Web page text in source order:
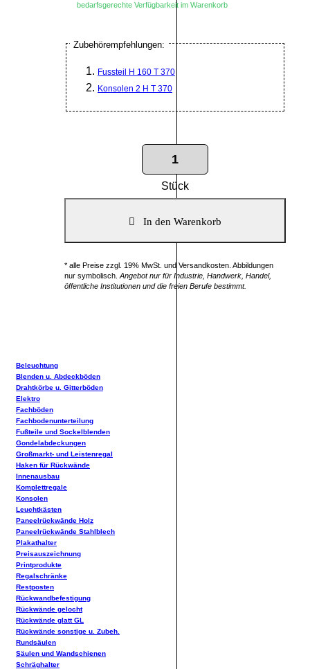
bedarfsgerechte Verfügbarkeit im Warenkorb
Zubehörempfehlungen:
Fussteil H 160 T 370
Konsolen 2 H T 370
Stück
* alle Preise zzgl. 19% MwSt. und Versandkosten. Abbildungen
nur symbolisch. Angebot nur für Industrie, Handwerk, Handel,
öffentliche Institutionen und die freien Berufe bestimmt.
Beleuchtung
Blenden u. Abdeckböden
Drahtkörbe u. Gitterböden
Elektro
Fachböden
Fachbodenunterteilung
Fußteile und Sockelblenden
Gondelabdeckungen
Großmarkt- und Leistenregal
Haken für Rückwände
Innenausbau
Komplettregale
Konsolen
Leuchtkästen
Paneelrückwände Holz
Paneelrückwände Stahlblech
Plakathalter
Preisauszeichnung
Printprodukte
Regalschränke
Restposten
Rückwandbefestigung
Rückwände gelocht
Rückwände glatt GL
Rückwände sonstige u. Zubeh.
Rundsäulen
Säulen und Wandschienen
Schräghalter